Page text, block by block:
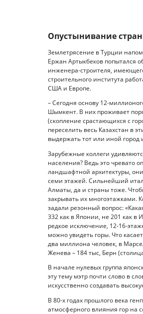
Опустынивание
Землетрясение в Турции
Ержан Артыкбеков попытался
инженера-строителя,
строительного института
США и Европе.
– Сегодня основу 12-
Шымкент. В них проживает
(скопление срастающихся с
переселить весь Казахстан в
выдержать тот или иной город
Зарубежные коллеги
населения? Ведь это чревато
ландшафтной архитектуры,
семи этажей. Сильнейший
Алматы, да и страны тоже.
закрывать их многоэтажками.
задали резонный вопрос:
332 как в Японии, не 201 как
редкое исключение, 12-16-
можно увидеть горы. Что
два миллиона человек, в
Женева – 184 тыс, Берн
В начале нулевых группа
эту тему мэтр почти слово в
искусственно создавать
В 80-х годах прошлого века
атмосферного влияния гор на